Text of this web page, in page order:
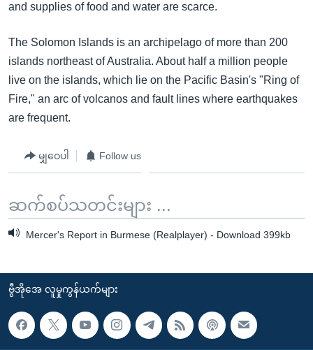
and supplies of food and water are scarce.
The Solomon Islands is an archipelago of more than 200
islands northeast of Australia. About half a million people
live on the islands, which lie on the Pacific Basin's "Ring of
Fire," an arc of volcanos and fault lines where earthquakes
are frequent.
မျှဝေပါ Follow us
ဆက်စပ်သတင်းများ ...
Mercer's Report in Burmese (Realplayer) - Download 399kb
ဗွီအိုအေ လူမှုကွန်ယက်များ